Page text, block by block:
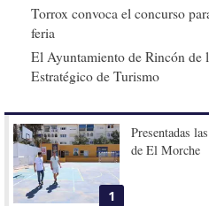
Torrox convoca el concurso
feria
El Ayuntamiento de Rincón de
Estratégico de Turismo
1
Presentadas
de El Morche